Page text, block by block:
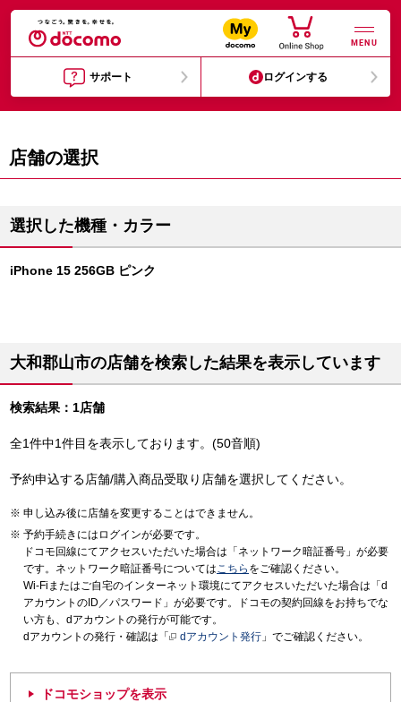
MENU
サポート ログインする
店舗の選択
選択した機種・カラー
iPhone 15 256GB ピンク
大和郡山市の店舗を検索した結果を表示しています
検索結果：1店舗
全1件中1件目を表示しております。(50音順)
予約申込する店舗/購入商品受取り店舗を選択してください。
申し込み後に店舗を変更することはできません。
予約手続きにはログインが必要です。
ドコモ回線にてアクセスいただいた場合は「ネットワーク暗証番号」が必要
です。ネットワーク暗証番号についてはこちら をご確認ください。
Wi-Fiまたはご自宅のインターネット環境にてアクセスいただいた場合は「d
アカウントのID／パスワード」が必要です。ドコモの契約回線をお持ちでな
い方も、dアカウントの発行が可能です。
dアカウントの発行・確認は「
dアカウント発行 」でご確認ください。
ドコモショップを表示